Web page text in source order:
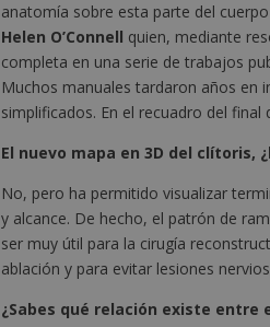
anatomía sobre esta parte del
Helen O’Connell quien, mediante
completa en una serie de trabajos
Muchos manuales tardaron años en
simplificados. En el recuadro del
El nuevo mapa en 3D del clítoris,
No, pero ha permitido visualizar
y alcance. De hecho, el patrón de
ser muy útil para la cirugía
ablación y para evitar lesiones
¿Sabes qué relación existe entre